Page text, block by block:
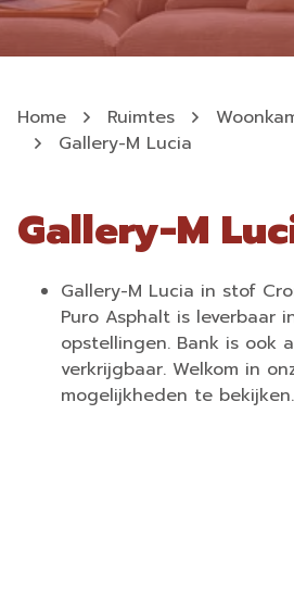
Home Ruimtes
Gallery-M Lucia
Gallery-M
Gallery-M Lucia in stof
Puro Asphalt is leverbaar
opstellingen. Bank is ook
verkrijgbaar. Welkom in
mogelijkheden te bekijken.